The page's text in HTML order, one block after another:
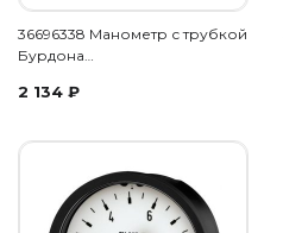
36696338 Манометр с трубкой
Бурдона…
2 134 ₽